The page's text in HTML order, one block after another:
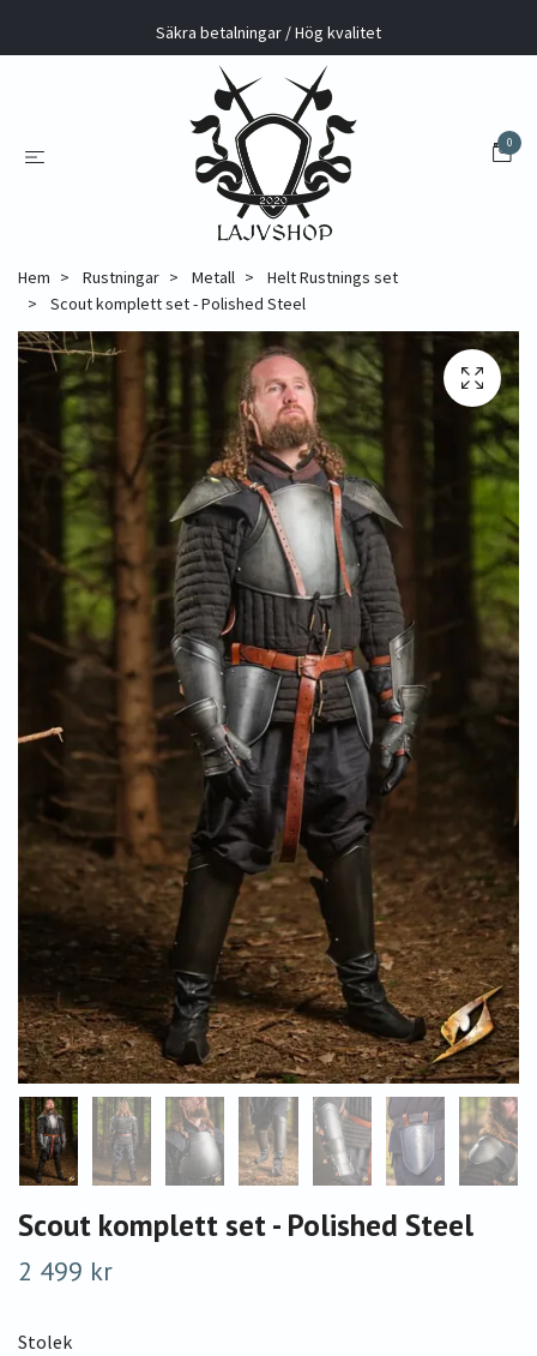
Säkra betalningar / Hög kvalitet
0
Hem Rustningar Metall
Helt Rustnings set
Scout komplett set - Polished Steel
Scout komplett set - Polished Steel
2 499 kr
Stolek